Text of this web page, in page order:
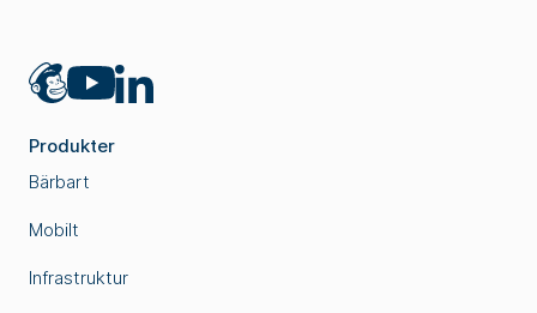
Mailchimp
YouTubeLinkedIn
Produkter
Bärbart
Mobilt
Infrastruktur